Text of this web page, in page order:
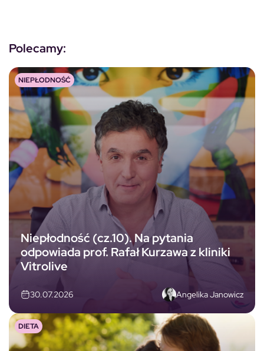
Polecamy:
Niepłodność (cz.10). Na pytania
odpowiada prof. Rafał Kurzawa z kliniki
Vitrolive
30.07.2026 Angelika Janowicz
NIEPŁODNOŚĆ
DIETA